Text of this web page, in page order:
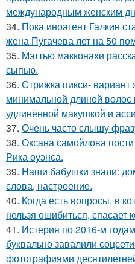
международным женским
34. Пока иноагент Галкин
жена Пугачева лет на 50
35. Мэттью макконахи
сыпью.
36. Стрижка пикси- вариант
минимальной длиной волос
удлинённой макушкой и
37. Очень часто слышу
38. Оксана самойлова
Рика оуэнса.
39. Наши бабушки знали:
слова, настроение.
40. Когда есть вопросы, в
нельзя ошибиться, спасает
41. Истерия по 2016-м
буквально завалили
фотографиями